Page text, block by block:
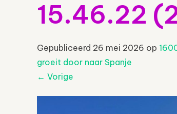
15.46.22
Gepubliceerd 26 mei 2026 op
groeit door naar Spanje
← Vorige